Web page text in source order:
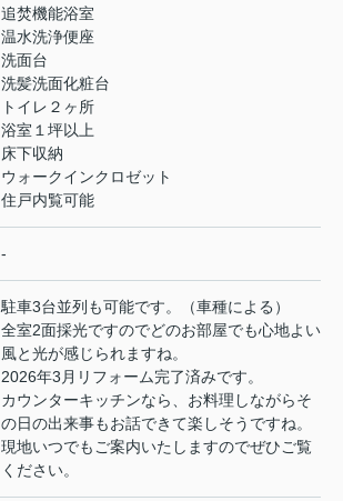
追焚機能浴室
温水洗浄便座
洗面台
洗髪洗面化粧台
トイレ２ヶ所
浴室１坪以上
床下収納
ウォークインクロゼット
住戸内覧可能
-
駐車3台並列も可能です。（車種による）
全室2面採光ですのでどのお部屋でも心地よい
風と光が感じられますね。
2026年3月リフォーム完了済みです。
カウンターキッチンなら、お料理しながらそ
の日の出来事もお話できて楽しそうですね。
現地いつでもご案内いたしますのでぜひご覧
ください。